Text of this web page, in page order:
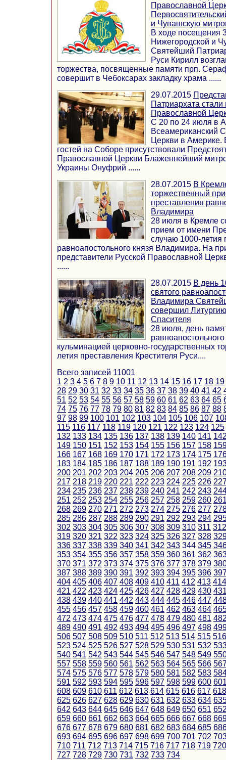
Православной
и Чувашскую
В ходе посещения
Нижегородской и
Святейший
Руси Кирилл
торжества, посвященные памяти прп.
совершит в Чебоксарах закладку храма ......
29.07.2015
Патриархата
Православной
С 20 по 24 июля в
Всеамериканский
Церкви в Америке.
гостей на Соборе присутствовали
Православной Церкви Блаженнейший
Украины Онуфрий ......
28.07.2015 В
торжественный
преставления
Владимира
28 июля в Кремле
прием от имени
случаю 1000-летия
равноапостольного князя Владимира. На
представители Русской Православной
......
28.07.2015 В день
святого
Владимира
совершил
Спасителя
28 июля, день
кульминацией церковно-государственных
летия преставления Крестителя Руси....
Всего записей 11001
1 2 3 4 5 6 7 8 9 10 11 12 13 14 15 16 17 18 19
28 29 30 31 32 33 34 35 36 37 38 39 40 41 42
51 52 53 54 55 56 57 58 59 60 61 62 63 64 65
74 75 76 77 78 79 80 81 82 83 84 85 86 87 88
97 98 99 100 101 102 103 104 105 106 107
115 116 117 118 119 120 121 122 123 124 125
132 133 134 135 136 137 138 139 140 141
149 150 151 152 153 154 155 156 157 158
166 167 168 169 170 171 172 173 174 175
183 184 185 186 187 188 189 190 191 192
200 201 202 203 204 205 206 207 208 209
217 218 219 220 221 222 223 224 225 226
234 235 236 237 238 239 240 241 242 243
251 252 253 254 255 256 257 258 259 260
268 269 270 271 272 273 274 275 276 277
285 286 287 288 289 290 291 292 293 294
302 303 304 305 306 307 308 309 310 311 312
319 320 321 322 323 324 325 326 327 328
336 337 338 339 340 341 342 343 344 345
353 354 355 356 357 358 359 360 361 362
370 371 372 373 374 375 376 377 378 379
387 388 389 390 391 392 393 394 395 396
404 405 406 407 408 409 410 411 412 413 414
421 422 423 424 425 426 427 428 429 430
438 439 440 441 442 443 444 445 446 447
455 456 457 458 459 460 461 462 463 464
472 473 474 475 476 477 478 479 480 481
489 490 491 492 493 494 495 496 497 498
506 507 508 509 510 511 512 513 514 515 516
523 524 525 526 527 528 529 530 531 532
540 541 542 543 544 545 546 547 548 549
557 558 559 560 561 562 563 564 565 566
574 575 576 577 578 579 580 581 582 583
591 592 593 594 595 596 597 598 599 600
608 609 610 611 612 613 614 615 616 617 618
625 626 627 628 629 630 631 632 633 634
642 643 644 645 646 647 648 649 650 651
659 660 661 662 663 664 665 666 667 668
676 677 678 679 680 681 682 683 684 685
693 694 695 696 697 698 699 700 701 702
710 711 712 713 714 715 716 717 718 719 720
727 728 729 730 731 732 733 734